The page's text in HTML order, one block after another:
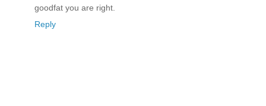
goodfat you are right.
Reply